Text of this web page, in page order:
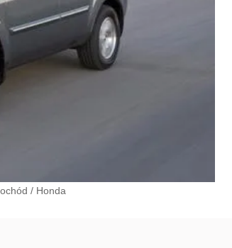
/ Honda